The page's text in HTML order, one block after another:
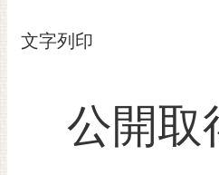
市政資訊
市民互動
文字列印
公開取